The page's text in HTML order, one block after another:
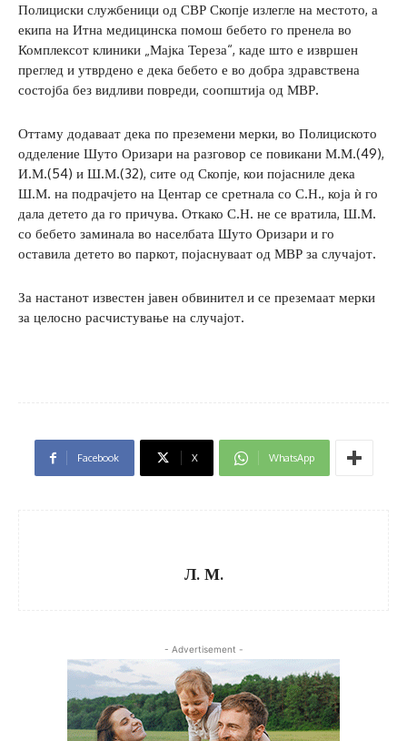
Полициски службеници од СВР Скопје излегле на местото, а
екипа на Итна медицинска помош бебето го пренела во
Комплексот клиники „Мајка Тереза“, каде што е извршен
преглед и утврдено е дека бебето е во добра здравствена
состојба без видливи повреди, соопштија од МВР.
Оттаму додаваат дека по преземени мерки, во Полициското
одделение Шуто Оризари на разговор се повикани М.М.(49),
И.М.(54) и Ш.М.(32), сите од Скопје, кои појасниле дека
Ш.М. на подрачјето на Центар се сретнала со С.Н., која ѝ го
дала детето да го причува. Откако С.Н. не се вратила, Ш.М.
со бебето заминала во населбата Шуто Оризари и го
оставила детето во паркот, појаснуваат од МВР за случајот.
За настанот известен јавен обвинител и се преземаат мерки
за целосно расчистување на случајот.
Facebook X WhatsApp
Л. М.
- Advertisement -